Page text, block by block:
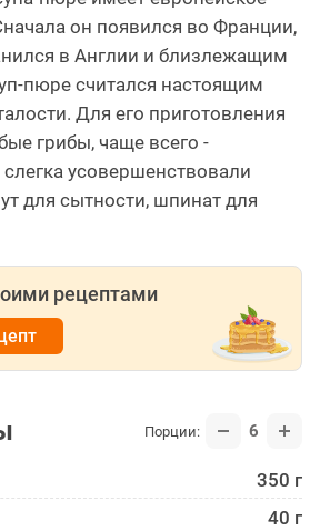
он появился во Франции,
в Англии и близлежащим
пюре считался настоящим
Для его приготовления
грибы, чаще всего -
усовершенствовали
для сытности, шпинат для
рецептами
Порции: 6
350 г
40 г